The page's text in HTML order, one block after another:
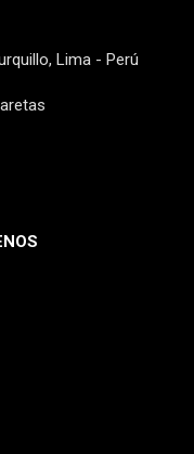
Lima - Perú